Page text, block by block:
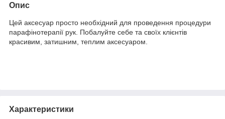
Опис
Цей аксесуар просто необхідний для проведення процедури
парафінотерапії рук. Побалуйте себе та своїх клієнтів
красивим, затишним, теплим аксесуаром.
Характеристики